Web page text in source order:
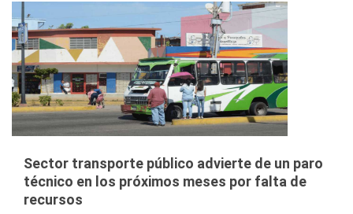
Sector transporte público advierte de un paro
técnico en los próximos meses por falta de
recursos